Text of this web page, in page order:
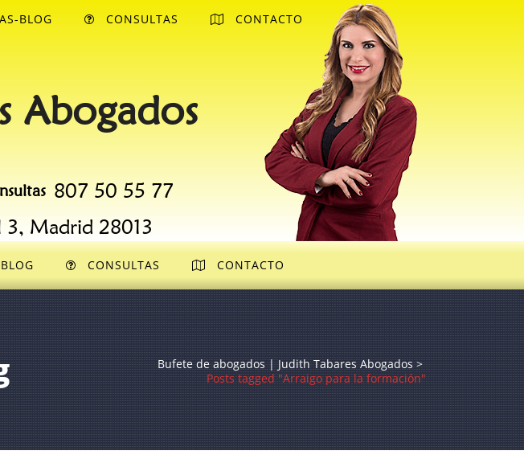
Abogados
807 50 55 77
3, Madrid 28013
CONSULTAS CONTACTO
BLOG CONSULTAS CONTACTO
Bufete de abogados | Judith Tabares Abogados>
Posts tagged "Arraigo para la formación"